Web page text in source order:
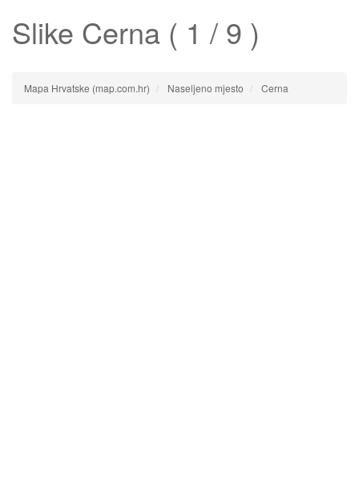
Slike Cerna ( 1 / 9 )
Mapa Hrvatske (map.com.hr) Naseljeno mjesto Cerna